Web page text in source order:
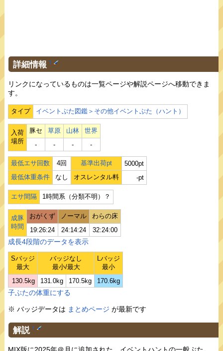
詳細情報 †
リンクになっているものは一覧ページや解説ページへ移動できま
す。
タイプ イベントぶた図鑑＞その他イベントぶた（ハント）
入荷
場所
豚セ 草原 山林
世界
‐
‐ ‐ ‐
最低エサ回数 4回 基準出荷pt
5000pt
最低体重条件
なし オスレンタル料 -pt
エサ間隔 1時間系（分類不明）？
成豚
時間
おがくず ノーマル
わらの床
19:26:24
24:14:24 32:24:00
成長4段階のデータを表示
Sバッジ
最大
バッジなし
最小/最大
Lバッジ
最小
130.5kg
131.0kg 170.5kg 170.6kg
子ぶたの体重にする
※ バッジデータは まとめページ が最新です
解説 †